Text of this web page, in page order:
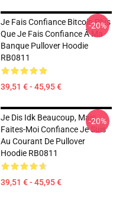
Je Fais Confiance Bitcoin Plus
Que Je Fais Confiance À Ma
Banque Pullover Hoodie
RB0811
39,51 € - 45,95 €
-20%
Je Dis Idk Beaucoup, Mais
Faites-Moi Confiance Je Suis
Au Courant De Pullover
Hoodie RB0811
39,51 € - 45,95 €
-20%